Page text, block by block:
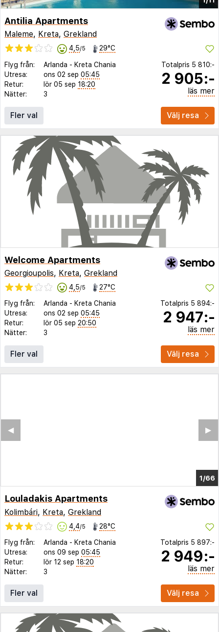
Antilia Apartments
Maleme, Kreta, Grekland
4,5/5 29°C
Flyg från: Arlanda - Kreta Chania
Utresa:
ons 02 sep 05:45
Retur:
lör 05 sep 18:20
Nätter:
3
Totalpris 5 810:-
2 905:-
läs mer
Fler val Välj resa
Welcome Apartments
Georgioupolis, Kreta, Grekland
4,5/5 27°C
Flyg från: Arlanda - Kreta Chania
Utresa:
ons 02 sep 05:45
Retur:
lör 05 sep 20:50
Nätter:
3
Totalpris 5 894:-
2 947:-
läs mer
Fler val Välj resa
1/60
▶︎
◀︎
Louladakis Apartments
Kolimbári, Kreta, Grekland
4,4/5 28°C
Flyg från: Arlanda - Kreta Chania
Utresa:
ons 09 sep 05:45
Retur:
lör 12 sep 18:20
Nätter:
3
Totalpris 5 897:-
2 949:-
läs mer
Fler val Välj resa